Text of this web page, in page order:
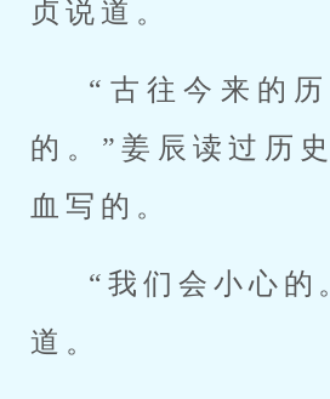
贞说道。
“古往今来的
的。”姜辰读过历
血写的。
“我们会小心的
道。